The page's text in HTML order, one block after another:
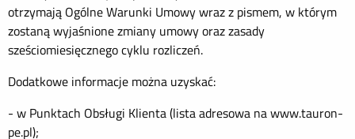
otrzymają Ogólne Warunki Umowy wraz z pismem, w którym
zostaną wyjaśnione zmiany umowy oraz zasady
sześciomiesięcznego cyklu rozliczeń.
Dodatkowe informacje można uzyskać:
- w Punktach Obsługi Klienta (lista adresowa na www.tauron-
pe.pl);